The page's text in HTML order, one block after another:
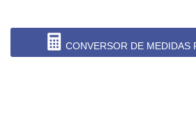
CONVERSOR DE MEDIDAS